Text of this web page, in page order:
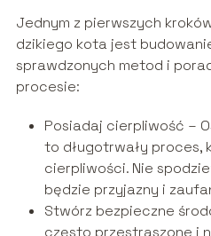
Jednym z pierwszych
dzikiego kota jest
sprawdzonych metod i
procesie:
Posiadaj cierpliwość –
to długotrwały proces,
cierpliwości. Nie
będzie przyjazny i
Stwórz bezpieczne
często przestraszone i